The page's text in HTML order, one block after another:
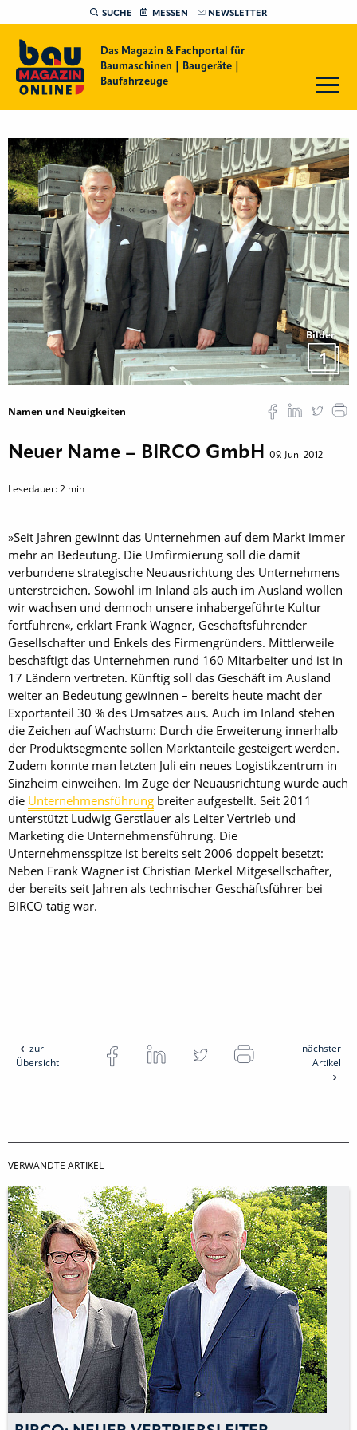
SUCHE MESSEN NEWSLETTER
Das Magazin & Fachportal für
Baumaschinen | Baugeräte |
Baufahrzeuge
Bilder
1
Namen und Neuigkeiten
Neuer Name – BIRCO GmbH 09. Juni 2012
Lesedauer:2 min
»Seit Jahren gewinnt das Unternehmen auf dem Markt immer
mehr an Bedeutung. Die Umfirmierung soll die damit
verbundene strategische Neuausrichtung des Unternehmens
unterstreichen. Sowohl im Inland als auch im Ausland wollen
wir wachsen und den­noch unsere inhabergeführte Kultur
fortführen«, erklärt Frank Wagner, Geschäftsführender
Gesellschafter und Enkels des Firmengründers. Mittlerweile
beschäftigt das Unternehmen rund 160 Mitarbeiter und ist in
17 Ländern vertreten. Künftig soll das Geschäft im Ausland
weiter an Bedeutung gewinnen – bereits heute macht der
Exportanteil 30 % des Umsatzes aus. Auch im Inland stehen
die Zeichen auf Wachstum: Durch die Erweiterung innerhalb
der Produktsegmente sollen Marktanteile gesteigert werden.
Zudem konnte man letzten Juli ein neues Logistikzentrum in
Sinzheim einweihen. Im Zuge der Neuausrichtung wurde auch
die Unternehmensführung breiter aufgestellt. Seit 2011
unterstützt Ludwig Gerstlauer als Leiter Vertrieb und
Marketing die Unternehmensführung. Die
Unternehmensspitze ist bereits seit 2006 doppelt besetzt:
Neben Frank Wagner ist Christian Merkel Mitgesellschafter,
der bereits seit Jahren als technischer Geschäftsführer bei
BIRCO tätig war.
zur
Übersicht
nächster
Artikel
VERWANDTE ARTIKEL